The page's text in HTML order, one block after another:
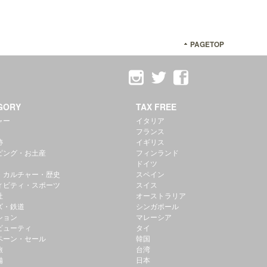
PAGETOP
ー
ング・お土産
カルチャー・歴史
ビティ・スポーツ
・鉄道
ョン
ューティ
ーン・セール
TAX FREE
イタリア
フランス
イギリス
フィンランド
ドイツ
スペイン
スイス
オーストラリア
シンガポール
マレーシア
タイ
韓国
台湾
日本